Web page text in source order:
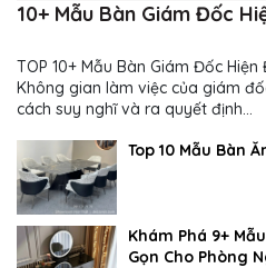
10+ Mẫu Bàn Giám Đốc
TOP 10+ Mẫu Bàn Giám Đốc
Không gian làm việc của giám
cách suy nghĩ và ra quyết định...
Top 10 Mẫu Bàn
Khám Phá 9+
Gọn Cho Phòng